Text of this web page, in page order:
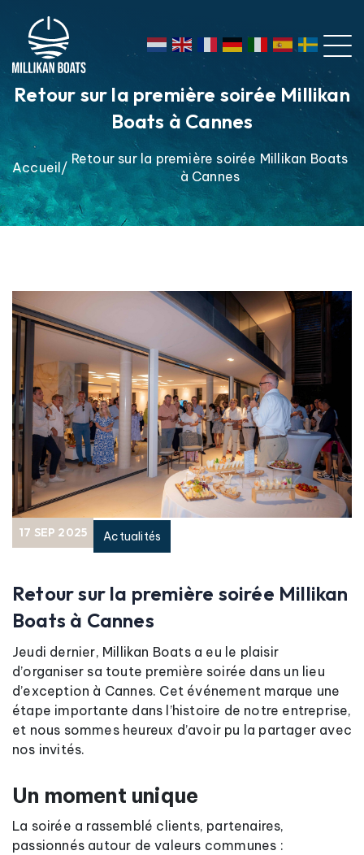
Retour sur la première soirée Millikan
Boats à Cannes
Accueil
Retour sur la première soirée Millikan Boats
à Cannes
17 SEP 2025 Actualités
Retour sur la première soirée Millikan
Boats à Cannes
Jeudi dernier, Millikan Boats a eu le plaisir
d’organiser sa toute première soirée dans un lieu
d’exception à Cannes. Cet événement marque une
étape importante dans l’histoire de notre entreprise,
et nous sommes heureux d’avoir pu la partager avec
nos invités.
Un moment unique
La soirée a rassemblé clients, partenaires,
passionnés autour de valeurs communes :